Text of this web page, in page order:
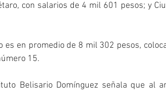
con salarios de 4 mil 601 pesos; y
es en promedio de 8 mil 302 pesos,
15.
Belisario Domínguez señala que al